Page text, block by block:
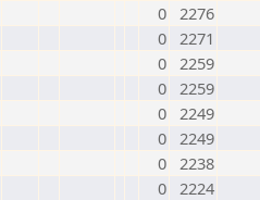
0 2276
0 2271
0 2259
0 2259
0 2249
0 2249
0 2238
0 2224